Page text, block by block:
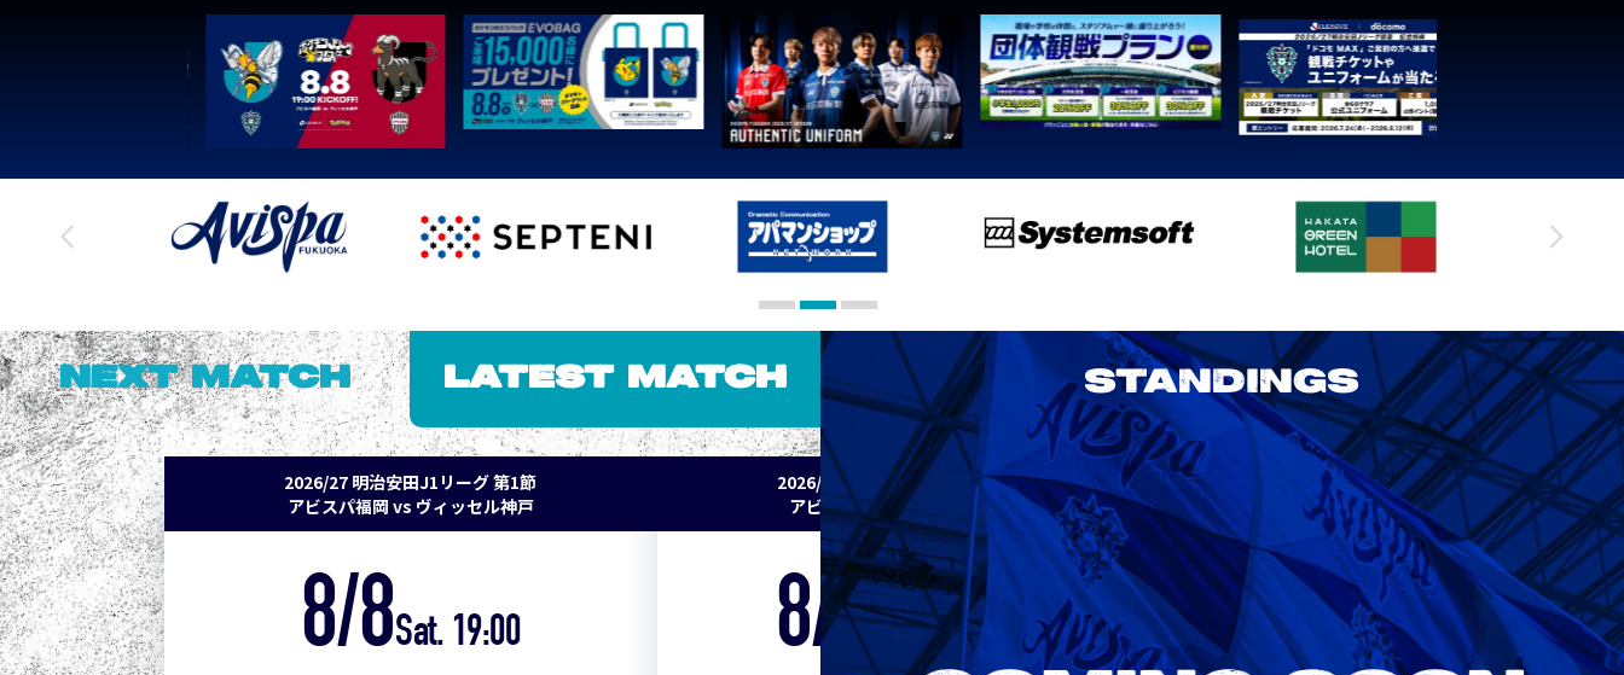
NEXT MATCH LATEST MATCH
2026/27 明治安田J1リーグ 第1節
アビスパ福岡 vs ヴィッセル神戸
8/8Sat. 19:00
2026/27 明治安田J1リーグ 第2節
アビスパ福岡 vs セレッソ大阪
8/15Sat. 19:00
2026/27 明治安田J1リーグ 第3節
アビスパ福岡 vs 鹿島アントラーズ
8/22Sat. 18:00
STANDINGS